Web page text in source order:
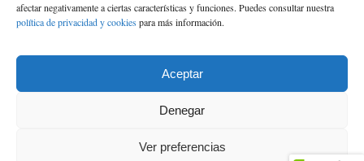
afectar negativamente a ciertas características y funciones. Puedes consultar nuestra
política de privacidad y cookiespara más información.
Aceptar
Denegar
Ver preferencias
Buscar:
2026 de Rafael Mujeriego | Todos los derechos reservados
|